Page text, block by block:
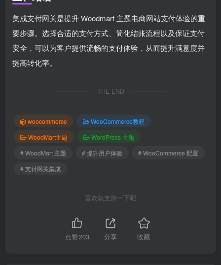
集成支付网关是提升 Woodmart 主题电商网站支付体验的重
要步骤。选择合适的支付方式、简化结账流程以及保证支付
安全，可以为客户提供流畅的支付体验，从而提升满意度并
提高转化率。
THE END
woocommerce
WooCommerce教程
WoodMart主题
WordPress 主题
# WoodMart 主题
# 提升用户体验
# WooCommerce 配置
# 支付网关集成
喜欢就支持一下吧
点赞203 分享 收藏